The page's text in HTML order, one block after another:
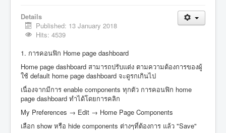
Details
Published: 13 January 2018
Hits: 4539
1. การคอนฟิก Home page dashboard
Home page dashboard สามารถปรับแต่ง ตามความต้องการของผู้
ใช้ default home page dashboard จะดูรกเกินไป
เนื่องจากมีการ enable components ทุกตัว การคอนฟิก home
page dashboard ทำได้โดยการคลิก
My Preferences → Edit → Home Page Components
เลือก show หรือ hide components ต่างๆที่ต้องการ แล้ว "Save"